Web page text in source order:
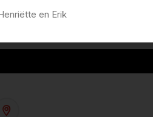
en Erik